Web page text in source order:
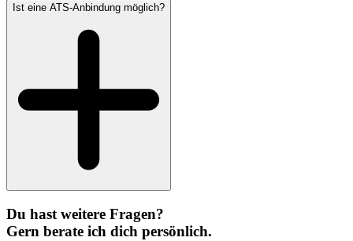
Ist eine ATS-Anbindung möglich?
Du hast weitere Fragen?
Gern berate ich dich persönlich.